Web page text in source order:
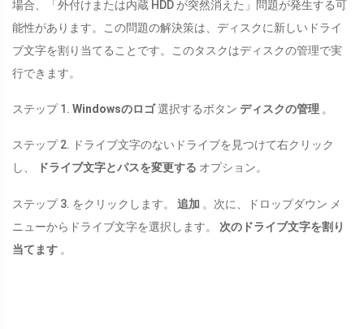
場合、「外付けまたは内蔵 HDD が突然消えた」問題が発生する可
能性があります。この問題の解決策は、ディスクに新しいドライ
ブ文字を割り当てることです。このタスクはディスクの管理で実
行できます。
ステップ 1. Windowsのロゴ選択するボタン ディスクの管理 。
ステップ 2. ドライブ文字のないドライブを見つけて右クリック
し、
ドライブ文字とパスを変更する オプション。
ステップ 3. をクリックします。 追加 。次に、ドロップダウン メ
ニューからドライブ文字を選択します。 次のドライブ文字を割り
当てます 。